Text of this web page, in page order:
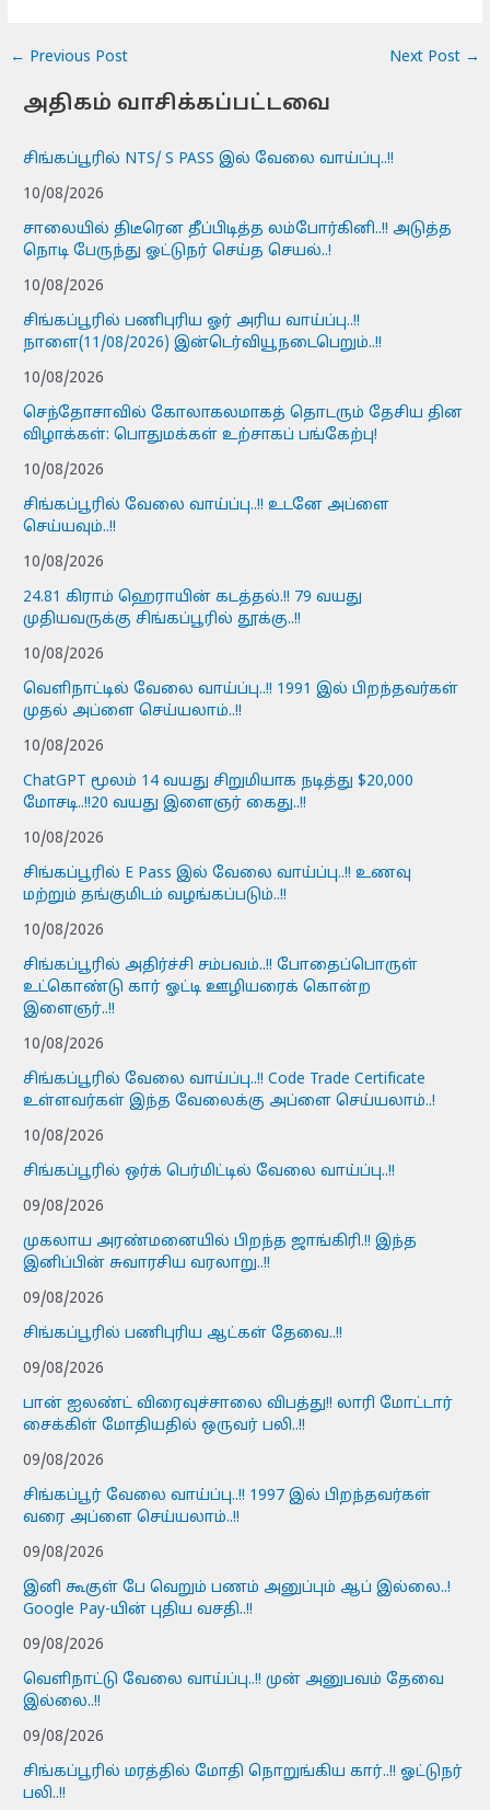
← Previous Post Next Post →
அதிகம் வாசிக்கப்பட்டவை
சிங்கப்பூரில் NTS/ S PASS இல் வேலை வாய்ப்பு..!!
10/08/2026
சாலையில் திடீரென தீப்பிடித்த லம்போர்கினி..!! அடுத்த
நொடி பேருந்து ஓட்டுநர் செய்த செயல்..!
10/08/2026
சிங்கப்பூரில் பணிபுரிய ஓர் அரிய வாய்ப்பு..!!
நாளை(11/08/2026) இன்டெர்வியூநடைபெறும்..!!
10/08/2026
செந்தோசாவில் கோலாகலமாகத் தொடரும் தேசிய தின
விழாக்கள்: பொதுமக்கள் உற்சாகப் பங்கேற்பு!
10/08/2026
சிங்கப்பூரில் வேலை வாய்ப்பு..!! உடனே அப்ளை
செய்யவும்..!!
10/08/2026
24.81 கிராம் ஹெராயின் கடத்தல்.!! 79 வயது
முதியவருக்கு சிங்கப்பூரில் தூக்கு..!!
10/08/2026
வெளிநாட்டில் வேலை வாய்ப்பு..!! 1991 இல் பிறந்தவர்கள்
முதல் அப்ளை செய்யலாம்..!!
10/08/2026
ChatGPT மூலம் 14 வயது சிறுமியாக நடித்து $20,000
மோசடி..!!20 வயது இளைஞர் கைது..!!
10/08/2026
சிங்கப்பூரில் E Pass இல் வேலை வாய்ப்பு..!! உணவு
மற்றும் தங்குமிடம் வழங்கப்படும்..!!
10/08/2026
சிங்கப்பூரில் அதிர்ச்சி சம்பவம்..!! போதைப்பொருள்
உட்கொண்டு கார் ஓட்டி ஊழியரைக் கொன்ற
இளைஞர்..!!
10/08/2026
சிங்கப்பூரில் வேலை வாய்ப்பு..!! Code Trade Certificate
உள்ளவர்கள் இந்த வேலைக்கு அப்ளை செய்யலாம்..!
10/08/2026
சிங்கப்பூரில் ஒர்க் பெர்மிட்டில் வேலை வாய்ப்பு..!!
09/08/2026
முகலாய அரண்மனையில் பிறந்த ஜாங்கிரி.!! இந்த
இனிப்பின் சுவாரசிய வரலாறு..!!
09/08/2026
சிங்கப்பூரில் பணிபுரிய ஆட்கள் தேவை..!!
09/08/2026
பான் ஐலண்ட் விரைவுச்சாலை விபத்து!! லாரி மோட்டார்
சைக்கிள் மோதியதில் ஒருவர் பலி..!!
09/08/2026
சிங்கப்பூர் வேலை வாய்ப்பு..!! 1997 இல் பிறந்தவர்கள்
வரை அப்ளை செய்யலாம்..!!
09/08/2026
இனி கூகுள் பே வெறும் பணம் அனுப்பும் ஆப் இல்லை..!
Google Pay-யின் புதிய வசதி..!!
09/08/2026
வெளிநாட்டு வேலை வாய்ப்பு..!! முன் அனுபவம் தேவை
இல்லை..!!
09/08/2026
சிங்கப்பூரில் மரத்தில் மோதி நொறுங்கிய கார்..!! ஓட்டுநர்
பலி..!!